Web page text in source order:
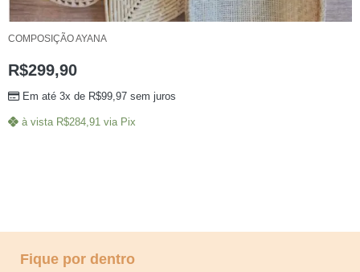
COMPOSIÇÃO AYANA
R$299,90
Em até 3x de R$99,97 sem juros
à vista R$284,91 via Pix
Fique por dentro